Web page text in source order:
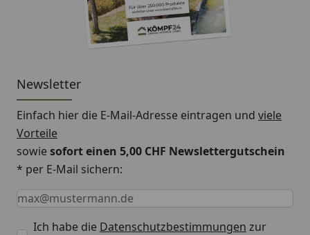
Newsletter
Einfach hier die E-Mail-Adresse eintragen und viele
Vorteile
sowiesofort einen 5,00 CHF Newslettergutschein
* per E-Mail sichern:
Keine Eingabe erforderlich
Eingabe erforderlich
E-Mail *
Ich habe die Datenschutzbestimmungen zur